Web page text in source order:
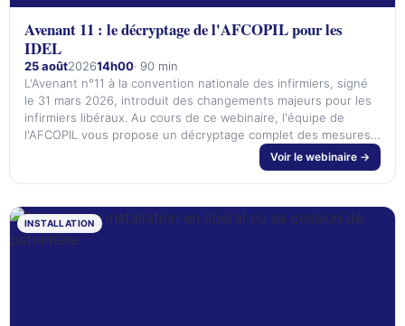
Avenant 11 : le décryptage de l'AFCOPIL pour les
IDEL
25 août202614h00· 90 min
L'Avenant n°11 à la convention nationale des infirmiers, signé
le 31 mars 2026, introduit des changements majeurs pour les
infirmiers libéraux. Au cours de ce webinaire, l'équipe de
l'AFCOPIL vous propose un décryptage complet des mesures
clés : - Revalorisations tarifaires ; - Nouveaux actes de
surveillance ; - Prise en charge de la dépendance ; - Nouvelles
compétences ; -…
Voir le webinaire →
INSTALLATION